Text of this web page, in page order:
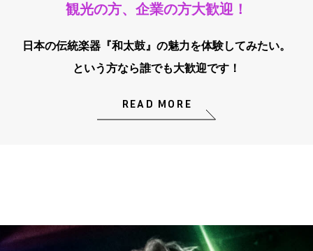
観光の方、企業の方大歓迎！
日本の伝統楽器『和太鼓』の魅力を体験してみたい。
という方なら誰でも大歓迎です！
READ MORE